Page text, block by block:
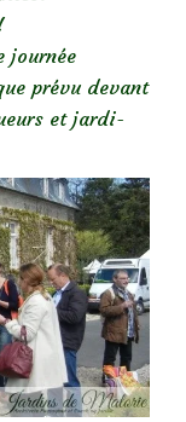
journée
prévu devant
et jardi-